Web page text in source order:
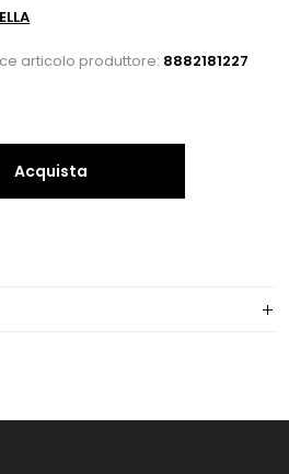
articolo produttore: 8882181227
Acquista